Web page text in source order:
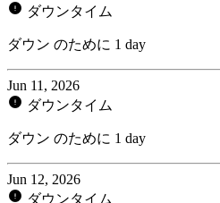
ダウンタイム
ダウン のために 1 day
Jun 11, 2026
ダウンタイム
ダウン のために 1 day
Jun 12, 2026
ダウンタイム